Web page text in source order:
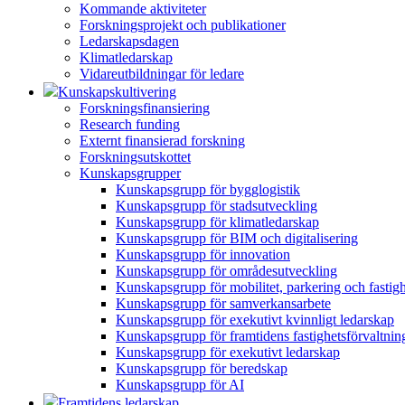
Kommande aktiviteter
Forskningsprojekt och publikationer
Ledarskapsdagen
Klimatledarskap
Vidareutbildningar för ledare
Kunskapskultivering
Forskningsfinansiering
Research funding
Externt finansierad forskning
Forskningsutskottet
Kunskapsgrupper
Kunskapsgrupp för bygglogistik
Kunskapsgrupp för stadsutveckling
Kunskapsgrupp för klimatledarskap
Kunskapsgrupp för BIM och digitalisering
Kunskapsgrupp för innovation
Kunskapsgrupp för områdesutveckling
Kunskapsgrupp för mobilitet, parkering och
Kunskapsgrupp för samverkansarbete
Kunskapsgrupp för exekutivt kvinnligt ledarskap
Kunskapsgrupp för framtidens
Kunskapsgrupp för exekutivt ledarskap
Kunskapsgrupp för beredskap
Kunskapsgrupp för AI